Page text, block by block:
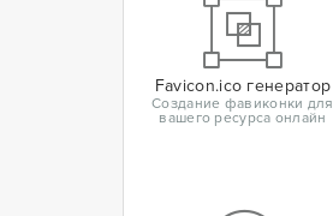
Favicon.ico генератор
Создание фавиконки для
вашего ресурса онлайн